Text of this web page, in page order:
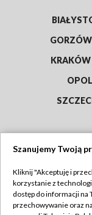
KRAKÓW
Abonament TVP
Szanujemy Twoją
Kliknij "Akceptuję i
korzystanie z
dostęp do informacji na
przechowywanie oraz